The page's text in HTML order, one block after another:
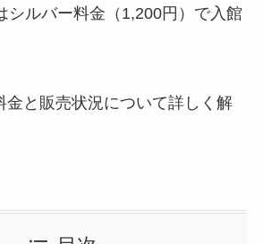
シルバー料金（1,200円）で入館
金と販売状況について詳しく解